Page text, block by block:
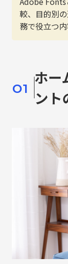
較、目的別
務で役立つ
01
ホー
ント